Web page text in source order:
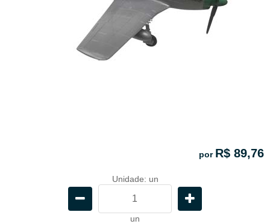
por R$ 89,76
Unidade: un
un